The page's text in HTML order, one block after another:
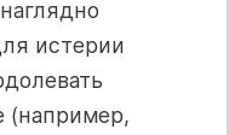
истерии
(например,